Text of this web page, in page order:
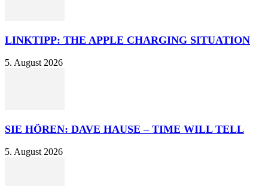
LINKTIPP: THE APPLE CHARGING SITUATION
5. August 2026
SIE HÖREN: DAVE HAUSE – TIME WILL TELL
5. August 2026